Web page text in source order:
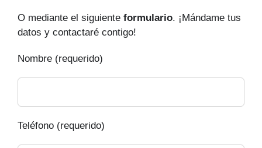
O mediante el siguiente formulario. ¡Mándame tus
datos y contactaré contigo!
Nombre (requerido)
Teléfono (requerido)